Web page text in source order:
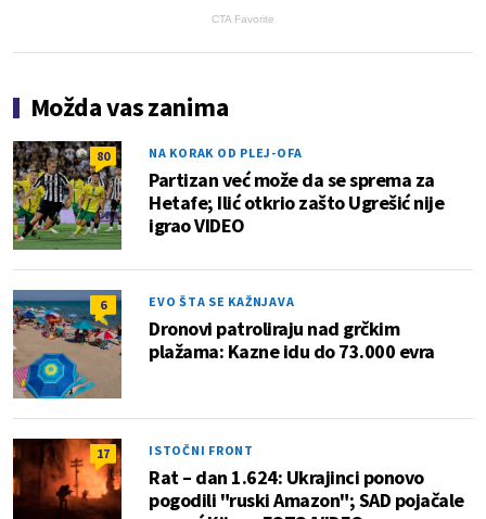
CTA Favorite
Možda vas zanima
80 NA KORAK OD PLEJ-OFA
Partizan već može da se sprema za
Hetafe; Ilić otkrio zašto Ugrešić nije
igrao VIDEO
6 EVO ŠTA SE KAŽNJAVA
Dronovi patroliraju nad grčkim
plažama: Kazne idu do 73.000 evra
17 ISTOČNI FRONT
Rat – dan 1.624: Ukrajinci ponovo
pogodili "ruski Amazon"; SAD pojačale